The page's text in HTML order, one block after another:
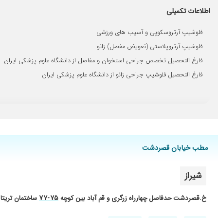
مشکل زانو دارم و تحت درمان هستم تشخیص و برخوردشون عالی بود
آسیب دیدگی رباط مچ پا درمان دردناک ولی بسیار عالی
عدم رضایت
دکتر خوش برخورد بود ولی بعد از یک ساعت ونیم از نوبتی که از
قلب درد
زانوی پرانتزی داشتم عمل کردم با وجودی که دکتر گفتن احتمال
رضایت کامل
اطلاعات تکمیلی
فلوشیپ آرتروسکوپی و آسیب های ورزشی
فلوشیپ آرتروپلاستی (تعویض مفصل) زانو
فارغ التحصیل تخصص جراحی استخوان و مفاصل از دانشگاه علوم پزشکی ایران
فارغ التحصیل فلوشیپ جراحی زانو از دانشگاه علوم پزشکی ایران
مطب خیابان قصردشت
شیراز
خ.قصردشت حدفاصل چهارراه زرگری و قم آباد بین کوچه۷۵-۷۷ ساختمان تریتا